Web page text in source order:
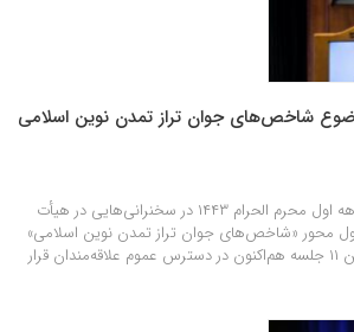
شاخص‌های جوان تراز تمدن نوین اسلامی
حضرت آیت الله رجبی در دهه اول محرم الحرام ۱۴۴۳ در سخنرانی‌هایی در هیأت
محور «شاخص‌های جوان تراز تمدن نوین اسلامی»
بیان داشتند. صوت کامل این ۱۱ جلسه هم‌اکنون در دسترس عموم علاقه‌مندان قرار